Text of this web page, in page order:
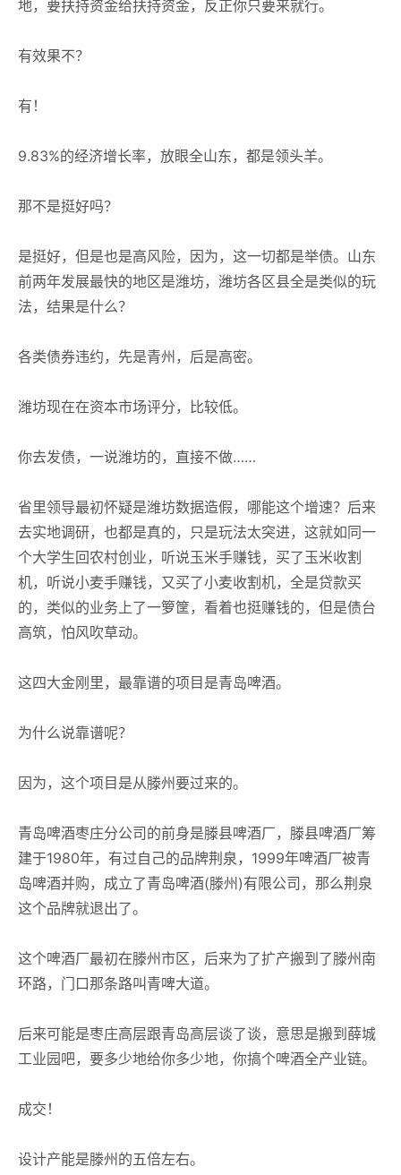
地，要扶持资金给扶持资金，反正你只要来就行。
有效果不？
有！
9.83%的经济增长率，放眼全山东，都是领头羊。
那不是挺好吗？
是挺好，但是也是高风险，因为，这一切都是举债。山东
前两年发展最快的地区是潍坊，潍坊各区县全是类似的玩
法，结果是什么？
各类债券违约，先是青州，后是高密。
潍坊现在在资本市场评分，比较低。
你去发债，一说潍坊的，直接不做……
省里领导最初怀疑是潍坊数据造假，哪能这个增速？后来
去实地调研，也都是真的，只是玩法太突进，这就如同一
个大学生回农村创业，听说玉米手赚钱，买了玉米收割
机，听说小麦手赚钱，又买了小麦收割机，全是贷款买
的，类似的业务上了一箩筐，看着也挺赚钱的，但是债台
高筑，怕风吹草动。
这四大金刚里，最靠谱的项目是青岛啤酒。
为什么说靠谱呢？
因为，这个项目是从滕州要过来的。
青岛啤酒枣庄分公司的前身是滕县啤酒厂，滕县啤酒厂筹
建于1980年，有过自己的品牌荆泉，1999年啤酒厂被青
岛啤酒并购，成立了青岛啤酒(滕州)有限公司，那么荆泉
这个品牌就退出了。
这个啤酒厂最初在滕州市区，后来为了扩产搬到了滕州南
环路，门口那条路叫青啤大道。
后来可能是枣庄高层跟青岛高层谈了谈，意思是搬到薛城
工业园吧，要多少地给你多少地，你搞个啤酒全产业链。
成交！
设计产能是滕州的五倍左右。